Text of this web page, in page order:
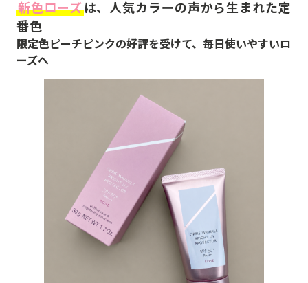
新色ローズは、人気カラーの声から生まれた定
番色
限定色ピーチピンクの好評を受けて、毎日使いやすいロ
ーズへ